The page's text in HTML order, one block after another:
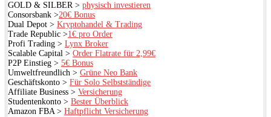
GOLD & SILBER > physisch investieren
Consorsbank >20€ Bonus
Dual Depot > Kryptohandel & Trading
Trade Republic >1€ pro Order
Profi Trading > Lynx Broker
Scalable Capital > Order Flatrate für 2,99€
P2P Einstieg > 5€ Bonus
Umweltfreundlich > Grüne Neo Bank
Geschäftskonto > Für Solo Selbstständige
Affiliate Business > Versicherung
Studentenkonto > Bester Überblick
Amazon FBA > Haftpflicht Versicherung